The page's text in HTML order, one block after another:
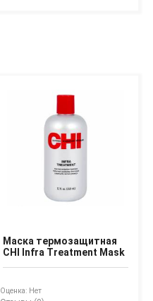
Маска термозащитная
CHI Infra Treatment Mask
Оценка: Нет